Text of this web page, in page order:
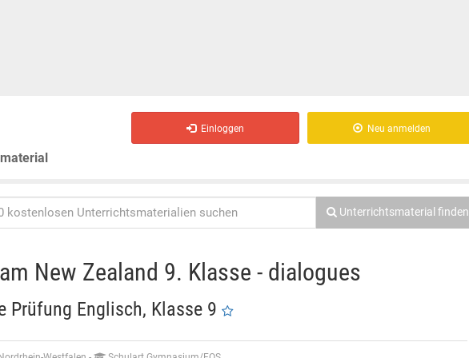
Einloggen Neu anmelden
Unterrichtsmaterial finden
New Zealand 9. Klasse - dialogues
Prüfung Englisch, Klasse 9